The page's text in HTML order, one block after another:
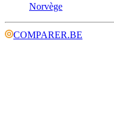
Norvège
COMPARER.BE